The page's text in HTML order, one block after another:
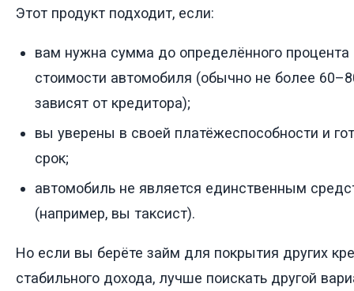
Этот продукт подходит, если:
вам нужна сумма до определённого процента
стоимости автомобиля (обычно не более
зависят от кредитора);
вы уверены в своей платёжеспособности и
срок;
автомобиль не является единственным
(например, вы таксист).
Но если вы берёте займ для покрытия других
стабильного дохода, лучше поискать другой